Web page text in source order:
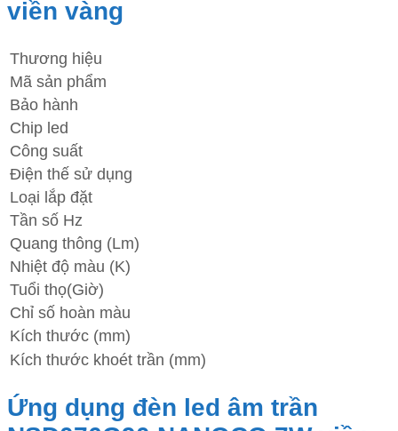
viền vàng
Thương hiệu
Mã sản phẩm
Bảo hành
Chip led
Công suất
Điện thế sử dụng
Loại lắp đặt
Tần số Hz
Quang thông (Lm)
Nhiệt độ màu (K)
Tuổi thọ(Giờ)
Chỉ số hoàn màu
Kích thước (mm)
Kích thước khoét trần (mm)
Ứng dụng đèn led âm trần